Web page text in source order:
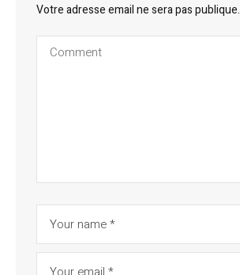
Votre adresse email ne sera pas publique.